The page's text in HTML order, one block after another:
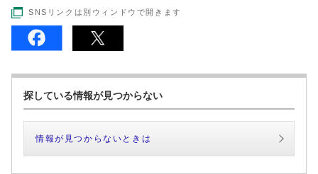
SNSリンクは別ウィンドウで開きます
探している情報が見つからない
情報が見つからないときは